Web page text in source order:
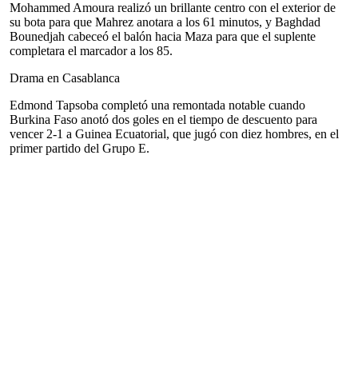
Mohammed Amoura realizó un brillante centro con el exterior de
su bota para que Mahrez anotara a los 61 minutos, y Baghdad
Bounedjah cabeceó el balón hacia Maza para que el suplente
completara el marcador a los 85.
Drama en Casablanca
Edmond Tapsoba completó una remontada notable cuando
Burkina Faso anotó dos goles en el tiempo de descuento para
vencer 2-1 a Guinea Ecuatorial, que jugó con diez hombres, en el
primer partido del Grupo E.